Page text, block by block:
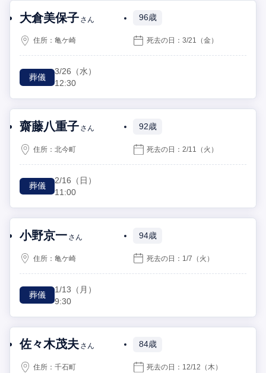
大倉美保子 さん 96歳
住所：亀ケ崎 死去の日：3/21 （金）
葬儀
3/26 （水）
12:30
齋藤八重子 さん 92歳
住所：北今町 死去の日：2/11 （火）
葬儀
2/16 （日）
11:00
小野京一 さん 94歳
住所：亀ケ崎 死去の日： 1/7 （火）
葬儀
1/13 （月）
9:30
佐々木茂夫 さん 84歳
住所：千石町 死去の日： 12/12 （木）